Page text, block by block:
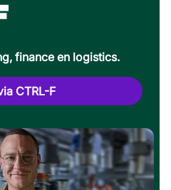
finance en logistics.
CTRL-F